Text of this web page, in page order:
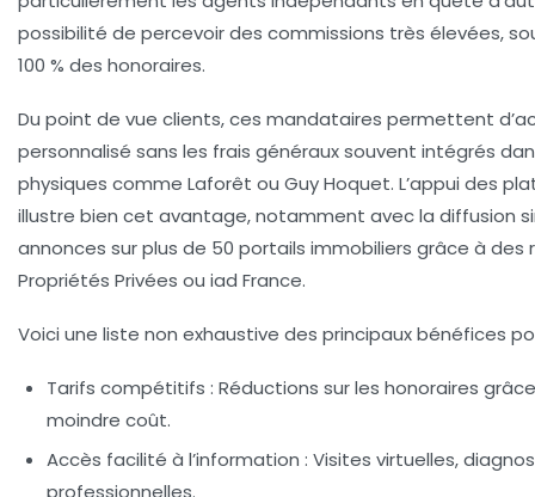
possibilité de percevoir des commissions très élevées,
100 % des honoraires.
Du point de vue clients, ces mandataires permettent
personnalisé sans les frais généraux souvent intégrés
physiques comme Laforêt ou Guy Hoquet. L’appui des
illustre bien cet avantage, notamment avec la diffusion
annonces sur plus de 50 portails immobiliers grâce à des
Propriétés Privées ou iad France.
Voici une liste non exhaustive des principaux bénéfices
Tarifs compétitifs : Réductions sur les honoraires
moindre coût.
Accès facilité à l’information : Visites virtuelles,
professionnelles.